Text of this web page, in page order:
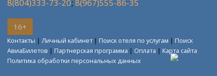
8(804)333-73-20; 8(967)555-86-35
16+
Контакты | Личный кабинет| Поиск отеля по услугам | Поиск
АвиаБилетов | Партнерская программа | Оплата | Карта сайта
Политика обработки персональных данных